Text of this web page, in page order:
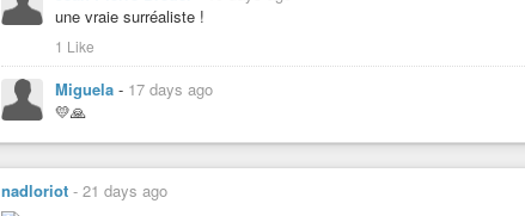
une vraie surréaliste !
1 Like
Miguela - 17 days ago
💛🙏
nadloriot - 21 days ago